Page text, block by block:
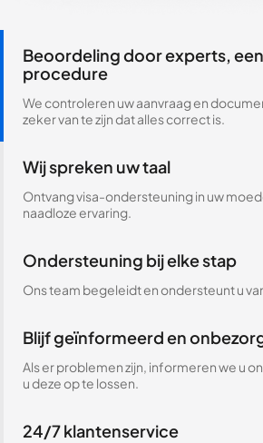
Beoordeling door experts,
procedure
We controleren uw aanvraag en
zeker van te zijn dat alles correct is.
Wij spreken uw taal
Ontvang visa-ondersteuning in uw
naadloze ervaring.
Ondersteuning bij elke stap
Ons team begeleidt en ondersteunt u
Blijf geïnformeerd en
Als er problemen zijn, informeren we u
u deze op te lossen.
24/7 klantenservice